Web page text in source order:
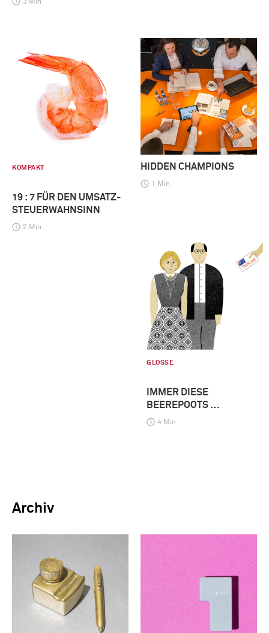
3 Min
KOMPAKT
19 : 7 FÜR DEN UMSATZ-
STEUERWAHNSINN
2 Min
HIDDEN CHAMPIONS
1 Min
GLOSSE
IMMER DIESE
BEEREPOOTS …
4 Min
Archiv